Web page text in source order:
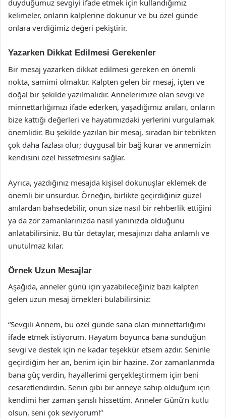
duyduğumuz sevgiyi ifade etmek için kullandığımız
kelimeler, onların kalplerine dokunur ve bu özel günde
onlara verdiğimiz değeri pekiştirir.
Yazarken Dikkat Edilmesi Gerekenler
Bir mesaj yazarken dikkat edilmesi gereken en önemli
nokta, samimi olmaktır. Kalpten gelen bir mesaj, içten ve
doğal bir şekilde yazılmalıdır. Annelerimize olan sevgi ve
minnettarlığımızı ifade ederken, yaşadığımız anıları, onların
bize kattığı değerleri ve hayatımızdaki yerlerini vurgulamak
önemlidir. Bu şekilde yazılan bir mesaj, sıradan bir tebrikten
çok daha fazlası olur; duygusal bir bağ kurar ve annemizin
kendisini özel hissetmesini sağlar.
Ayrıca, yazdığınız mesajda kişisel dokunuşlar eklemek de
önemli bir unsurdur. Örneğin, birlikte geçirdiğiniz güzel
anılardan bahsedebilir, onun size nasıl bir rehberlik ettiğini
ya da zor zamanlarınızda nasıl yanınızda olduğunu
anlatabilirsiniz. Bu tür detaylar, mesajınızı daha anlamlı ve
unutulmaz kılar.
Örnek Uzun Mesajlar
Aşağıda, anneler günü için yazabileceğiniz bazı kalpten
gelen uzun mesaj örnekleri bulabilirsiniz:
“Sevgili Annem, bu özel günde sana olan minnettarlığımı
ifade etmek istiyorum. Hayatım boyunca bana sunduğun
sevgi ve destek için ne kadar teşekkür etsem azdır. Seninle
geçirdiğim her an, benim için bir hazine. Zor zamanlarımda
bana güç verdin, hayallerimi gerçekleştirmem için beni
cesaretlendirdin. Senin gibi bir anneye sahip olduğum için
kendimi her zaman şanslı hissettim. Anneler Günü’n kutlu
olsun, seni çok seviyorum!”